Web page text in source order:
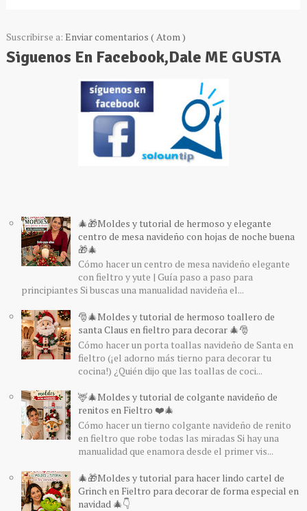
Suscribirse a: Enviar comentarios ( Atom )
Siguenos En Facebook,Dale ME GUSTA
🎄🎁Moldes y tutorial de hermoso y elegante
centro de mesa navideño con hojas de noche buena
🎁🎄
Cómo hacer un centro de mesa navideño elegante
con fieltro y yute | Guía paso a paso para
principiantes Si buscas una manualidad navideña el...
🎅🎄Moldes y tutorial de hermoso toallero de
santa Claus en fieltro para decorar 🎄🎅
Cómo hacer un porta toallas navideño de Santa en
fieltro (¡el adorno más tierno para decorar tu
cocina!) ¿Quién dijo que las toallas de coci...
🦌🎄Moldes y tutorial de colgante navideño de
renitos en Fieltro ❤️🎄
Cómo hacer un tierno colgante navideño de renito
en fieltro que robe todas las miradas Si hay una
manualidad que enamora desde el primer vis...
🎄🎁Moldes y tutorial para hacer lindo cartel de
Grinch en Fieltro para decorar de forma especial en
navidad 🎄👇